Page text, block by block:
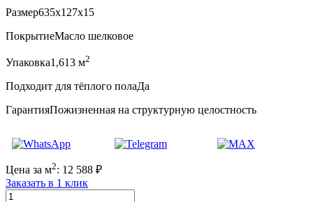
Размер635x127x15
ПокрытиеМасло шелковое
Упаковка1,613 м2
Подходит для тёплого полаДа
ГарантияПожизненная на структурную целостность
Цена за м2: 12 588 ₽
Заказать в 1 клик
Количество